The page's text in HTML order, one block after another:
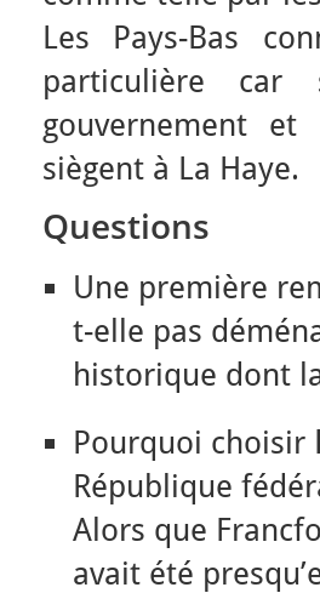
Les Pays-Bas
particulière
gouvernement
siègent à La Haye.
Questions
Une première
t-elle pas
historique dont
Pourquoi choisir
République
Alors que
avait été